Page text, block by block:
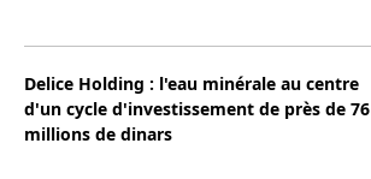
Delice Holding : l'eau minérale au centre
d'un cycle d'investissement de près de 76
millions de dinars